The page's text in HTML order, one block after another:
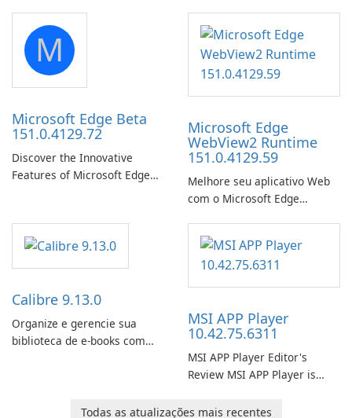
portable media on any
computer running Microsoft
Windows.
M
Microsoft Edge Beta
151.0.4129.72
Discover the Innovative
Features of Microsoft Edge
Beta, developed by Microsoft
Corporation, is shaping the
edge features and seamless
Microsoft Edge
WebView2 Runtime
151.0.4129.59
Melhore seu aplicativo Web
com o Microsoft Edge
Calibre 9.13.0
Organize e gerencie sua
biblioteca de e-books com
MSI APP Player
10.42.75.6311
MSI APP Player Editor's
Review MSI APP Player is
emulator built atop the
Todas as atualizações mais recentes